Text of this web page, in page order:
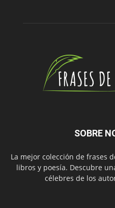
SOBRE
La mejor colección de frases
libros y poesía. Descubre
célebres de los